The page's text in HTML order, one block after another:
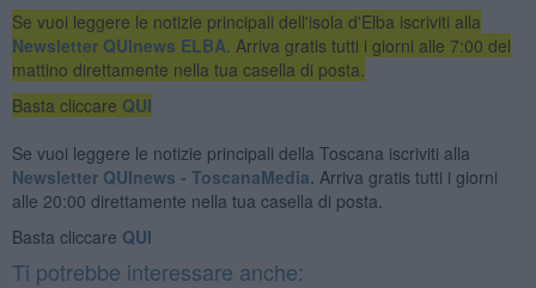
Se vuoi leggere le notizie principali dell'isola d'Elba iscriviti alla
Newsletter QUInews ELBA. Arriva gratis tutti i giorni alle 7:00 del
mattino direttamente nella tua casella di posta.
Basta cliccare QUI
Se vuoi leggere le notizie principali della Toscana iscriviti alla
Newsletter QUInews - ToscanaMedia. Arriva gratis tutti i giorni
alle 20:00 direttamente nella tua casella di posta.
Basta cliccare QUI
Ti potrebbe interessare anche: